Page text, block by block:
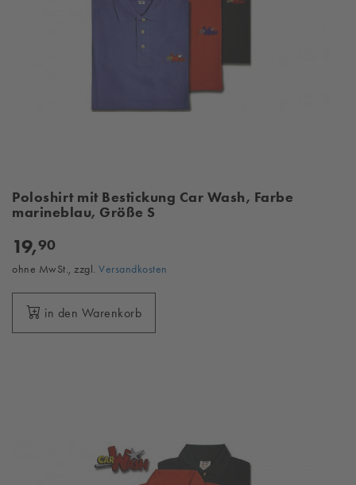
Poloshirt mit Bestickung Car Wash, Farbe
marineblau, Größe S
19,90
ohne MwSt., zzgl. Versandkosten
in den Warenkorb